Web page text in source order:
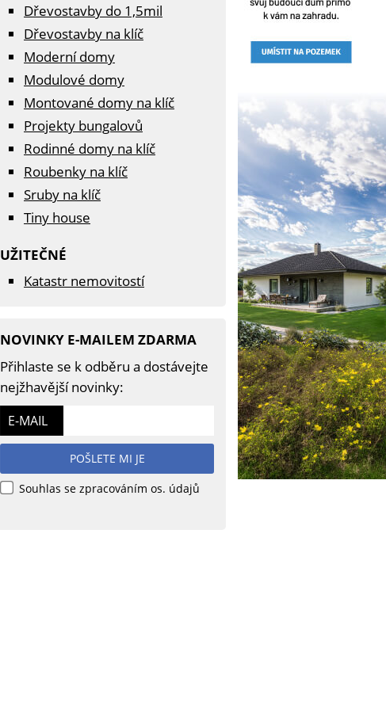
Dřevostavby do 1,5mil
Dřevostavby na klíč
Moderní domy
Modulové domy
Montované domy na klíč
Projekty bungalovů
Rodinné domy na klíč
Roubenky na klíč
Sruby na klíč
Tiny house
UŽITEČNÉ
Katastr nemovitostí
NOVINKY E-MAILEM ZDARMA
Přihlaste se k odběru a dostávejte
nejžhavější novinky:
E-MAIL
POŠLETE MI JE
Souhlas se zpracováním os. údajů